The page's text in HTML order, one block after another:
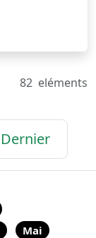
82 eléments
Dernier
Mai